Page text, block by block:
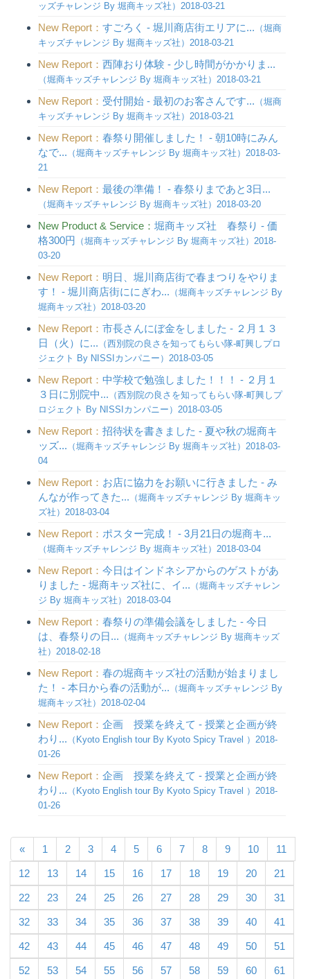
ッズチャレンジ By 堀商キッズ社）2018-03-21
New Report： すごろく - 堀川商店街エリアに... （堀商
キッズチャレンジ By 堀商キッズ社）2018-03-21
New Report： 西陣おり体験 - 少し時間がかかりま...
（堀商キッズチャレンジ By 堀商キッズ社）2018-03-21
New Report： 受付開始 - 最初のお客さんです... （堀商
キッズチャレンジ By 堀商キッズ社）2018-03-21
New Report： 春祭り開催しました！ - 朝10時にみん
なで... （堀商キッズチャレンジ By 堀商キッズ社）2018-03-
21
New Report： 最後の準備！ - 春祭りまであと3日...
（堀商キッズチャレンジ By 堀商キッズ社）2018-03-20
New Product & Service： 堀商キッズ社 春祭り - 価
格300円
（堀商キッズチャレンジ By 堀商キッズ社）2018-
03-20
New Report： 明日、堀川商店街で春まつりをやりま
す！ - 堀川商店街ににぎわ... （堀商キッズチャレンジ By
堀商キッズ社）2018-03-20
New Report： 市長さんにぼ金をしました - ２月１３
日（火）に... （西別院の良さを知ってもらい隊-町興しプロ
ジェクト By NISSIカンパニー）2018-03-05
New Report： 中学校で勉強しました！！！ - ２月１
３日に別院中... （西別院の良さを知ってもらい隊-町興しプ
ロジェクト By NISSIカンパニー）2018-03-05
New Report： 招待状を書きました - 夏や秋の堀商キ
ッズ... （堀商キッズチャレンジ By 堀商キッズ社）2018-03-
04
New Report： お店に協力をお願いに行きました - み
んなが作ってきた... （堀商キッズチャレンジ By 堀商キッ
ズ社）2018-03-04
New Report： ポスター完成！ - 3月21日の堀商キ...
（堀商キッズチャレンジ By 堀商キッズ社）2018-03-04
New Report： 今日はインドネシアからのゲストがあ
りました - 堀商キッズ社に、イ... （堀商キッズチャレン
ジ By 堀商キッズ社）2018-03-04
New Report： 春祭りの準備会議をしました - 今日
は、春祭りの日... （堀商キッズチャレンジ By 堀商キッズ
社）2018-02-18
New Report： 春の堀商キッズ社の活動が始まりまし
た！ - 本日から春の活動が... （堀商キッズチャレンジ By
堀商キッズ社）2018-02-04
New Report： 企画 授業を終えて - 授業と企画が終
わり... （Kyoto English tour By Kyoto Spicy Travel ）2018-
01-26
New Report： 企画 授業を終えて - 授業と企画が終
わり... （Kyoto English tour By Kyoto Spicy Travel ）2018-
01-26
« 1 2 3 4 5 6 7 8 9 10 11
12 13 14 15 16 17 18 19 20 21
22 23 24 25 26 27 28 29 30 31
32 33 34 35 36 37 38 39 40 41
42 43 44 45 46 47 48 49 50 51
52 53 54 55 56 57 58 59 60 61